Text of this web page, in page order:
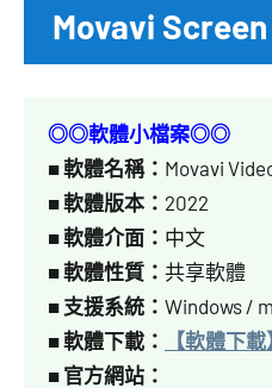
Movavi
◎◎軟體小檔案◎◎
■軟體名稱： Movavi
■軟體版本： 2022
■軟體介面： 中文
■軟體性質： 共享軟體
■ 支援系統： Windows /
■ 軟體下載：
【軟體下載
■ 官方網站：